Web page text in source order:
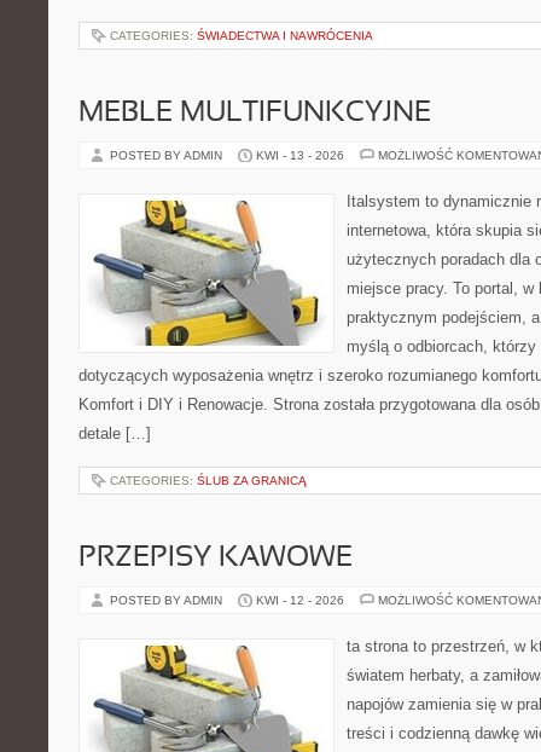
CATEGORIES: ŚWIADECTWA I NAWRÓCENIA
MEBLE MULTIFUNKCYJNE
POSTED BY ADMIN KWI - 13 - 2026 MOŻLIWOŚĆ
Italsystem to dynamicznie
internetowa, która skupia
użytecznych poradach dla
miejsce pracy. To portal,
praktycznym podejściem,
myślą o odbiorcach,
dotyczących wyposażenia wnętrz i szeroko rozumianego
Komfort i DIY i Renowacje. Strona została przygotowana dla
detale […]
CATEGORIES: ŚLUB ZA GRANICĄ
PRZEPISY KAWOWE
POSTED BY ADMIN KWI - 12 - 2026 MOŻLIWOŚĆ
ta strona to przestrzeń, w
światem herbaty, a
napojów zamienia się w
treści i codzienną dawkę